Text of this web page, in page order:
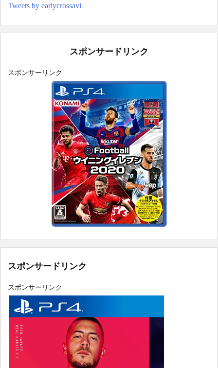
Tweets by earlycrossavi
スポンサードリンク
スポンサーリンク
スポンサードリンク
スポンサーリンク